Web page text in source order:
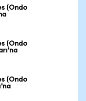
(Ondo
(Ondo
(Ondo